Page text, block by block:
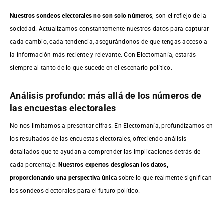
Nuestros sondeos electorales no son solo números; son el reflejo de la
sociedad. Actualizamos constantemente nuestros datos para capturar
cada cambio, cada tendencia, asegurándonos de que tengas acceso a
la información más reciente y relevante. Con Electomanía, estarás
siempre al tanto de lo que sucede en el escenario político.
Análisis profundo: más allá de los números de
las encuestas electorales
No nos limitamos a presentar cifras. En Electomanía, profundizamos en
los resultados de las encuestas electorales, ofreciendo análisis
detallados que te ayudan a comprender las implicaciones detrás de
cada porcentaje.Nuestros expertos desglosan los datos,
proporcionando una perspectiva única sobre lo que realmente significan
los sondeos electorales para el futuro político.